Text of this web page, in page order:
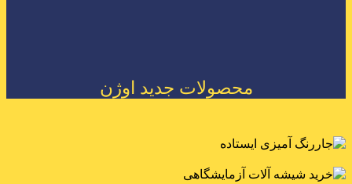
محصولات جدید اوژن